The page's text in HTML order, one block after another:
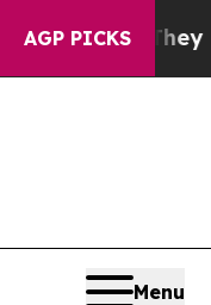
AGP PICKS
ExistFox
Menu